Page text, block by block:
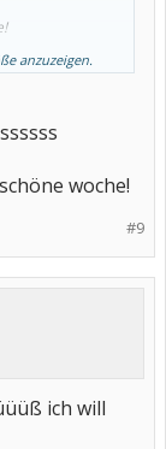
willst
anzuzeigen.
woche!
#9
ich will